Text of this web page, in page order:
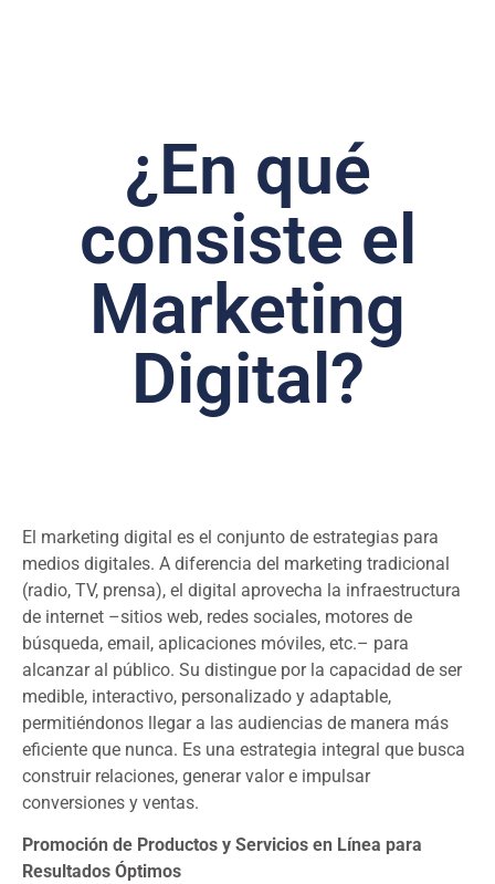
¿En qué
consiste el
Marketing
Digital?
El marketing digital es el conjunto de estrategias para
medios digitales. A diferencia del marketing tradicional
(radio, TV, prensa), el digital aprovecha la infraestructura
de internet –sitios web, redes sociales, motores de
búsqueda, email, aplicaciones móviles, etc.– para
alcanzar al público. Su distingue por la capacidad de ser
medible, interactivo, personalizado y adaptable,
permitiéndonos llegar a las audiencias de manera más
eficiente que nunca. Es una estrategia integral que busca
construir relaciones, generar valor e impulsar
conversiones y ventas.
Promoción de Productos y Servicios en Línea para
Resultados Óptimos